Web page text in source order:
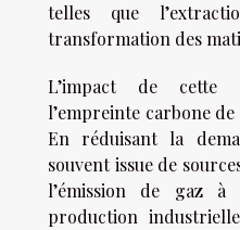
telles que
transformation des
L’impact de cette
l’empreinte carbone
En réduisant la
souvent issue de
l’émission de gaz
production